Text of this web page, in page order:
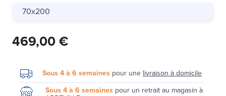
70x200
469,00 €
Sous 4 à 6 semaines pour une livraison à domicile
Sous 4 à 6 semaines pour un retrait au magasin à